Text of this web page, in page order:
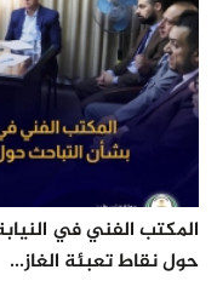
المكتب الفني في
حول نقاط تعبئة الغاز...